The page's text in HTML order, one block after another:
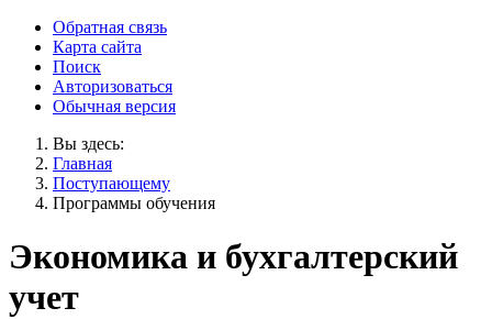
Обратная связь
Карта сайта
Поиск
Авторизоваться
Обычная версия
Вы здесь:
Главная
Поступающему
Программы обучения
Экономика и бухгалтерский
учет